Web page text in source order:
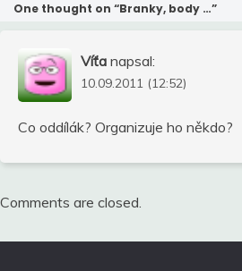
One thought on “Branky, body …”
Víťa napsal:
10.09.2011 (12:52)
Co oddílák? Organizuje ho někdo?
Comments are closed.